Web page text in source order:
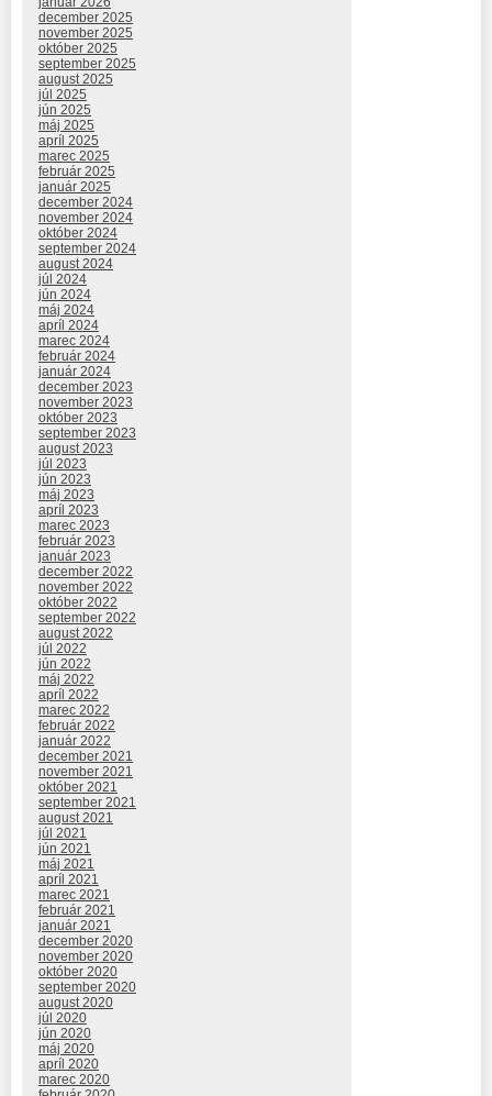
december 2025
november 2025
október 2025
september 2025
august 2025
júl 2025
jún 2025
máj 2025
apríl 2025
marec 2025
február 2025
január 2025
december 2024
november 2024
október 2024
september 2024
august 2024
júl 2024
jún 2024
máj 2024
apríl 2024
marec 2024
február 2024
január 2024
december 2023
november 2023
október 2023
september 2023
august 2023
júl 2023
jún 2023
máj 2023
apríl 2023
marec 2023
február 2023
január 2023
december 2022
november 2022
október 2022
september 2022
august 2022
júl 2022
jún 2022
máj 2022
apríl 2022
marec 2022
február 2022
január 2022
december 2021
november 2021
október 2021
september 2021
august 2021
júl 2021
jún 2021
máj 2021
apríl 2021
marec 2021
február 2021
január 2021
december 2020
november 2020
október 2020
september 2020
august 2020
júl 2020
jún 2020
máj 2020
apríl 2020
marec 2020